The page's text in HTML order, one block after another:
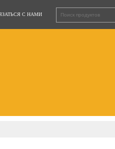
С НАМИ